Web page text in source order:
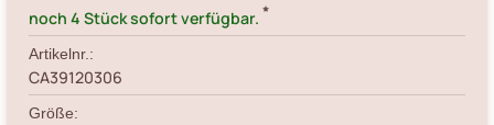
noch 4 Stück sofort verfügbar. *
Artikelnr.:
CA39120306
Größe: